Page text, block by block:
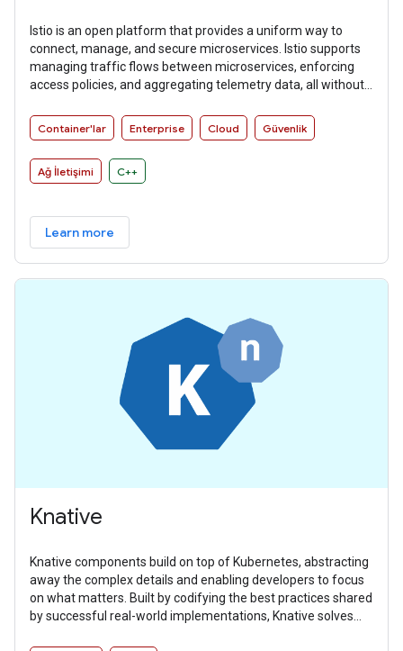
Istio is an open platform that provides a uniform way to
connect, manage, and secure microservices. Istio supports
managing traffic flows between microservices, enforcing
access policies, and aggregating telemetry data, all without
Container'lar Enterprise Cloud Güvenlik
Ağ İletişimi C++
Learn more
Knative
Knative components build on top of Kubernetes, abstracting
away the complex details and enabling developers to focus
on what matters. Built by codifying the best practices shared
by successful real-world implementations, Knative solves